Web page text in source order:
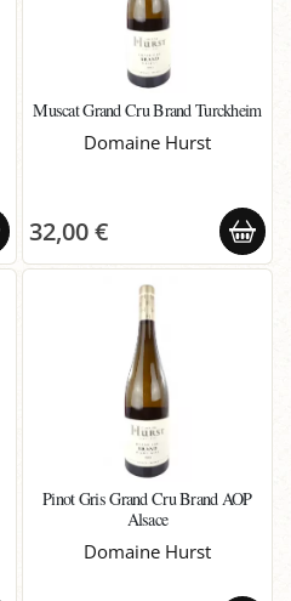
Muscat Grand Cru Brand Turckheim
Domaine Hurst
32,00 €
Pinot Gris Grand Cru Brand AOP
Alsace
Domaine Hurst